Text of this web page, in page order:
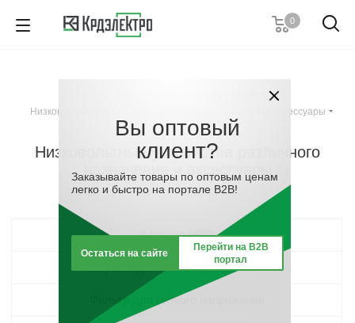
0
-
Низковольтные устройства различного назначения и аксессуары
Низковольтные устройства различного
назначения и аксессуары
Кластер НВО
Катушка для низкого напряжения
Фильтр для низкого напряжения
Вы оптовый
клиент?
Заказывайте товары по оптовым ценам
легко и быстро на портале B2B!
Остаться на сайте
Перейти на B2B
портал